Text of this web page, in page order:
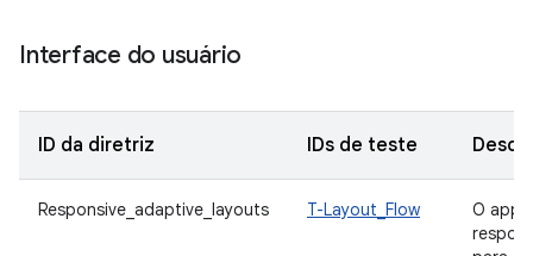
Interface do usuário
ID da diretriz IDs de teste
Responsive_adaptive_layouts T-Layout_Flow
O app